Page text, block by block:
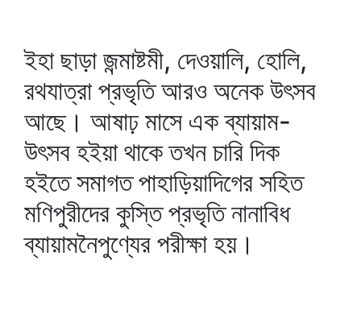
ইহা ছাড়া জন্মাষ্টমী, দেওয়ালি, হোলি,
রথযাত্রা প্রভৃতি আরও অনেক উৎসব
আছে। আষাঢ় মাসে এক ব্যায়াম-
উৎসব হইয়া থাকে তখন চারি দিক
হইতে সমাগত পাহাড়িয়াদিগের সহিত
মণিপুরীদের কুস্তি প্রভৃতি নানাবিধ
ব্যায়ামনৈপুণ্যের পরীক্ষা হয়।